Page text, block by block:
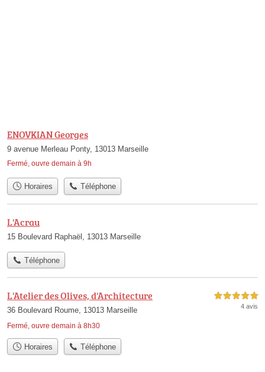
ENOVKIAN Georges
9 avenue Merleau Ponty, 13013 Marseille
Fermé, ouvre demain à 9h
Horaires Téléphone
L'Acrau
15 Boulevard Raphaël, 13013 Marseille
Téléphone
L'Atelier des Olives, d'Architecture
36 Boulevard Roume, 13013 Marseille
Fermé, ouvre demain à 8h30
5,0 étoiles sur 5
4 avis
Horaires Téléphone